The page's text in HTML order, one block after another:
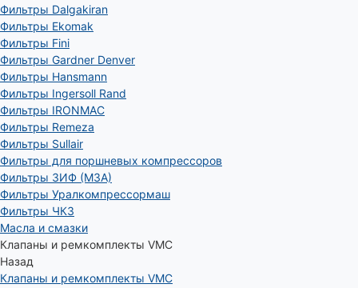
Фильтры Dalgakiran
Фильтры Ekomak
Фильтры Fini
Фильтры Gardner Denver
Фильтры Hansmann
Фильтры Ingersoll Rand
Фильтры IRONMAC
Фильтры Remeza
Фильтры Sullair
Фильтры для поршневых компрессоров
Фильтры ЗИФ (МЗА)
Фильтры Уралкомпрессормаш
Фильтры ЧКЗ
Масла и смазки
Клапаны и ремкомплекты VMC
Назад
Клапаны и ремкомплекты VMC